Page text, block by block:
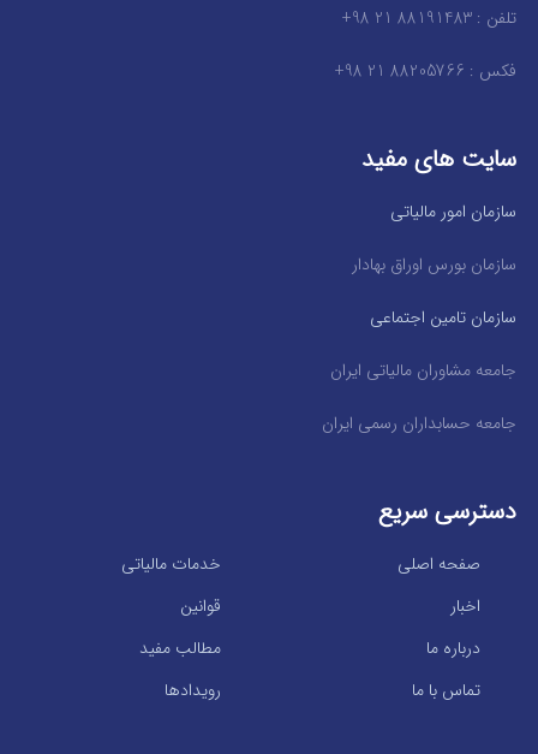
تلفن : 88191483 21 98+
فکس : 88205766 21 98+
سایت های مفید
سازمان امور مالیاتی
سازمان بورس اوراق بهادار
سازمان تامین اجتماعی
جامعه مشاوران مالیاتی ایران
جامعه حسابداران رسمی ایران
دسترسی سریع
خدمات مالیاتی
صفحه اصلی
قوانین
اخبار
مطالب مفید
درباره ما
رویدادها
تماس با ما